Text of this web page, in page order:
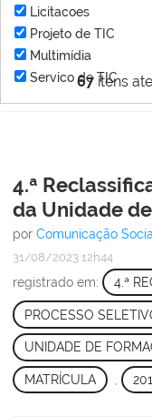
67 itens
Licitacoes
Projeto de TIC
Multimídia
Servico de TIC
4.ª
da Unidade
por Comunicação
31/08/2023 12h44
registrado em: 4.ª
PROCESSO
UNIDADE DE
MATRÍCULA